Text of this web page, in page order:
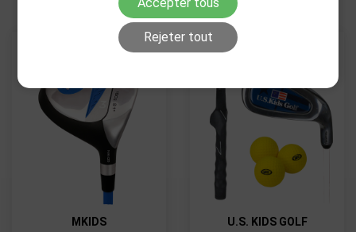
MKIDS
U.S. KIDS GOLF
Rejeter tout